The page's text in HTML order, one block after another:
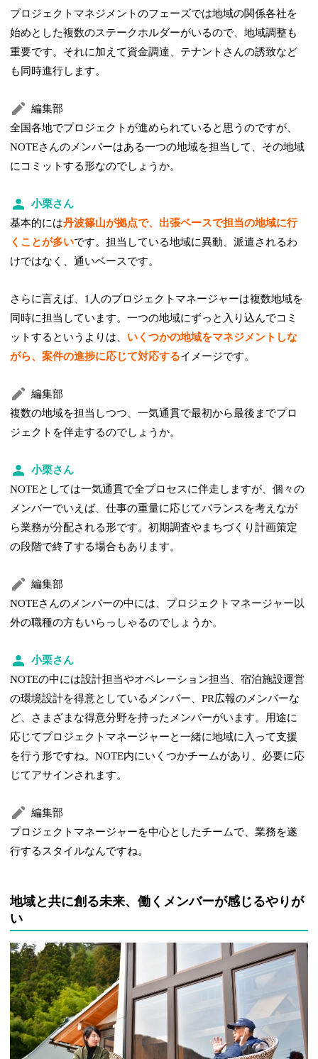
プロジェクトマネジメントのフェーズでは地域の関係各社を
始めとした複数のステークホルダーがいるので、地域調整も
重要です。それに加えて資金調達、テナントさんの誘致など
も同時進行します。
編集部
全国各地でプロジェクトが進められていると思うのですが、
NOTEさんのメンバーはある一つの地域を担当して、その地域
にコミットする形なのでしょうか。
小栗さん
基本的には丹波篠山が拠点で、出張ベースで担当の地域に行
くことが多いです。担当している地域に異動、派遣されるわ
けではなく、通いベースです。
さらに言えば、1人のプロジェクトマネージャーは複数地域を
同時に担当しています。一つの地域にずっと入り込んでコミ
ットするというよりは、 いくつかの地域をマネジメントしな
がら、案件の進捗に応じて対応するイメージです。
編集部
複数の地域を担当しつつ、一気通貫で最初から最後までプロ
ジェクトを伴走するのでしょうか。
小栗さん
NOTEとしては一気通貫で全プロセスに伴走しますが、個々の
メンバーでいえば、仕事の重量に応じてバランスを考えなが
ら業務が分配される形です。初期調査やまちづくり計画策定
の段階で終了する場合もあります。
編集部
NOTEさんのメンバーの中には、プロジェクトマネージャー以
外の職種の方もいらっしゃるのでしょうか。
小栗さん
NOTEの中には設計担当やオペレーション担当、宿泊施設運営
の環境設計を得意としているメンバー、PR広報のメンバーな
ど、さまざまな得意分野を持ったメンバーがいます。用途に
応じてプロジェクトマネージャーと一緒に地域に入って支援
を行う形ですね。NOTE内にいくつかチームがあり、必要に応
じてアサインされます。
編集部
プロジェクトマネージャーを中心としたチームで、業務を遂
行するスタイルなんですね。
地域と共に創る未来、働くメンバーが感じるやりが
い